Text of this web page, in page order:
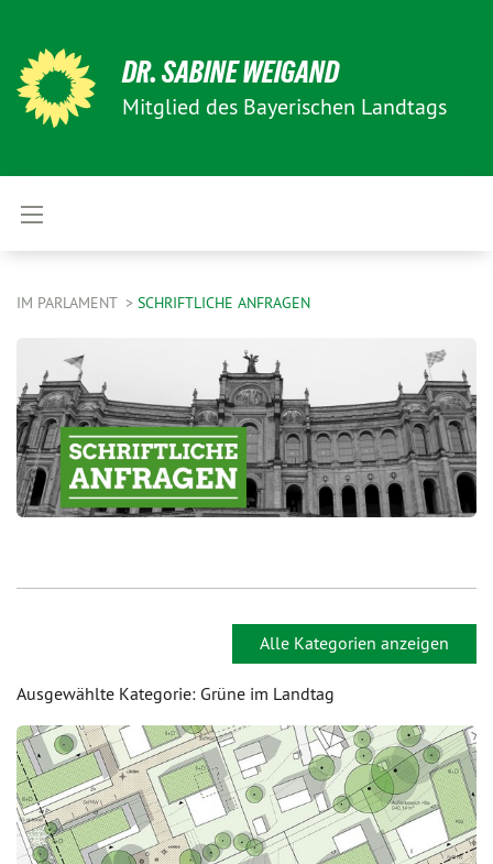
DR. SABINE WEIGAND
Mitglied des Bayerischen Landtags
IM PARLAMENT SCHRIFTLICHE ANFRAGEN
Alle Kategorien anzeigen
Ausgewählte Kategorie: Grüne im Landtag